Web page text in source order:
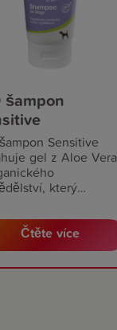
šampon
Sensitive
gel z Aloe Vera
který
hebkou srst.
Čtěte více